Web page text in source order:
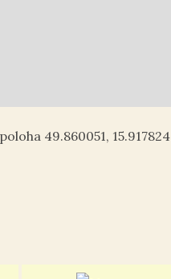
49.860051, 15.917824